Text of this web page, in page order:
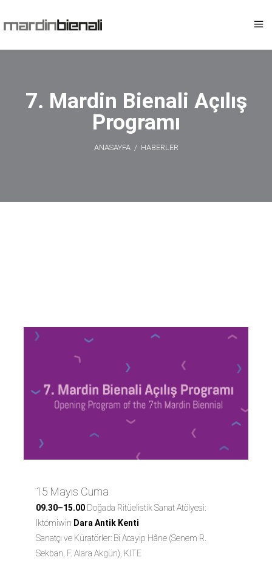
7. Mardin Bienali Açılış
Programı
ANASAYFA/ HABERLER
15 Mayıs Cuma
09.30–15.00 Doğada Ritüelistik Sanat Atölyesi:
Iktómiwin Dara Antik Kenti
Sanatçı ve Küratörler: Bi Acayip Hâne (Senem R.
Sekban, F. Alara Akgün), KITE